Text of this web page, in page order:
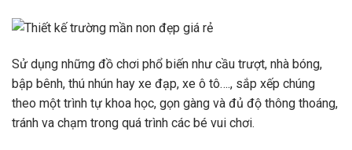
Sử dụng những đồ chơi phổ biến như cầu trượt, nhà bóng,
bập bênh, thú nhún hay xe đạp, xe ô tô…., sắp xếp chúng
theo một trình tự khoa học, gọn gàng và đủ độ thông thoáng,
tránh va chạm trong quá trình các bé vui chơi.